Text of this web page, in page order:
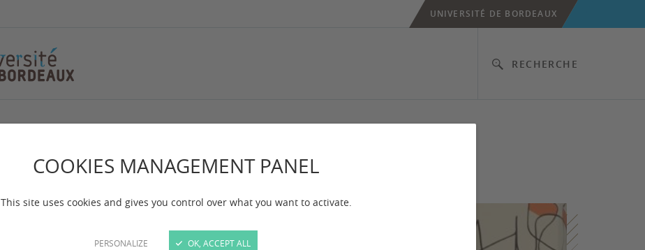
COOKIES MANAGEMENT PANEL
This site uses cookies and gives you control over what you want to activate.
PERSONALIZE OK, ACCEPT ALL
RECHERCHE
UNIVERSITÉ DE BORDEAUX